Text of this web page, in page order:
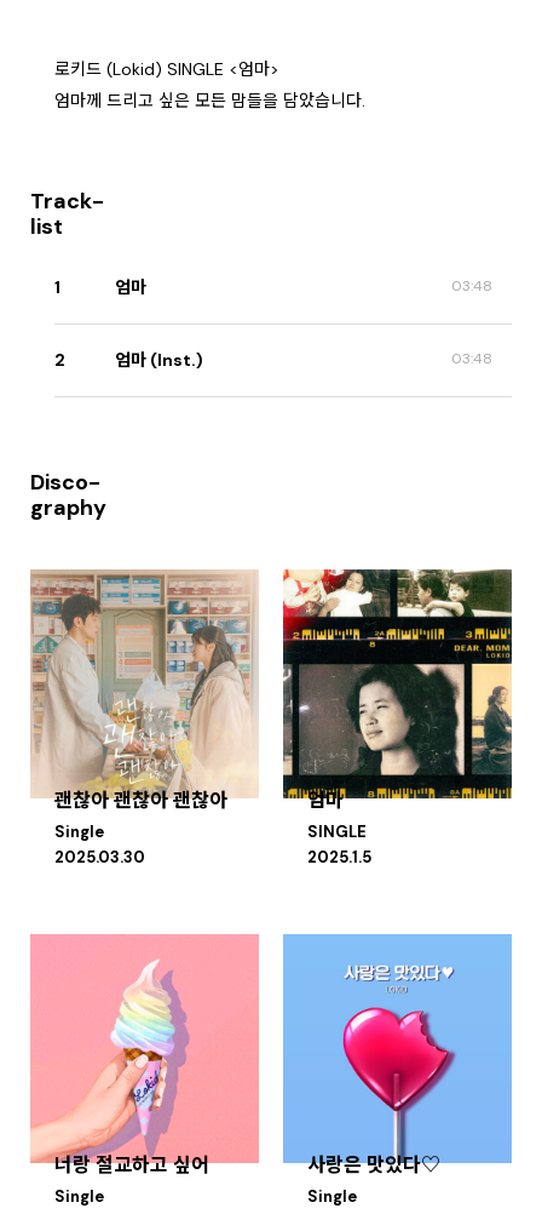
로키드 (Lokid) SINGLE <엄마>
엄마께 드리고 싶은 모든 맘들을 담았습니다.
Track-
list
1 엄마 03:48
2 엄마 (Inst.) 03:48
Disco-
graphy
괜찮아 괜찮아 괜찮아
Single
2025.03.30
엄마
SINGLE
2025.1.5
너랑 절교하고 싶어
Single
사랑은 맛있다♡
Single